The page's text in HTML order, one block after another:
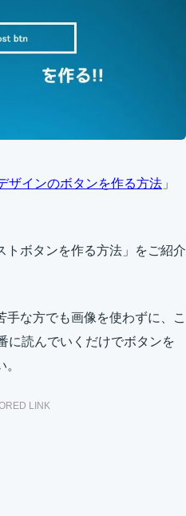
ザインのボタンを作る方法 」
トボタンを作る方法」をご紹介
な方でも画像を使わずに、こ
に読んでいくだけでボタンを
LINK